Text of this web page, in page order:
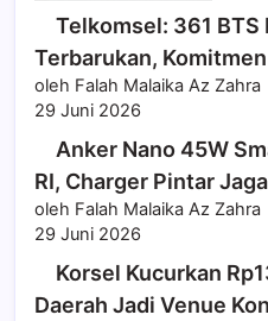
Telkomsel: 361 BTS
Terbarukan,
oleh Falah Malaika Az Zahra
29 Juni 2026
Anker Nano 45W
RI, Charger Pintar
oleh Falah Malaika Az Zahra
29 Juni 2026
Korsel Kucurkan
Daerah Jadi Venue